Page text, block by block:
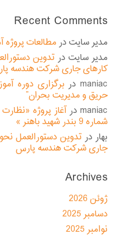
Recent Comments
مدیر سایتدر مطالعات پروژه
مدیر سایت در تدوین
کارهای جاری شرکت هندسه
maniac در برگزاری دوره
حریق و مدیریت بحران”
maniac درآغاز پروژه
شماره 9 بندر شهید باهنر »
بهار در تدوین دستورالعمل
جاری شرکت هندسه پارس
Archives
ژوئن 2026
دسامبر 2025
نوامبر 2025